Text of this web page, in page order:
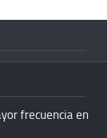
frecuencia en